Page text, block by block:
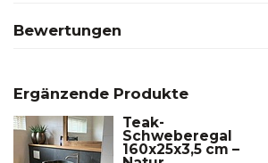
Bewertungen
Ergänzende Produkte
Teak-
Schweberegal
160x25x3,5 cm –